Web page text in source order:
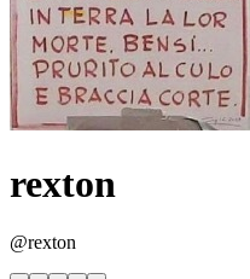
rexton
@rexton